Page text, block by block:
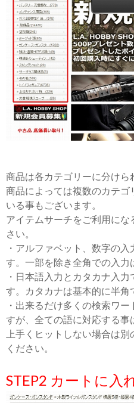
商品は各カテゴリーに分けら
商品によっては複数のカテゴ
いる事もございます。
アイテムサーチをご利用に
さい。
・アルファベット、数字の
す。一部を除き全角での入力
・日本語入力とカタカナ入
す。カタカナは基本的に半角
・出来るだけ多くの検索ワ
すが、全ての語に対応する事
上手くヒットしない場合は
ください。
STEP2 カートに入